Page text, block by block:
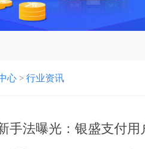
心 > 行业资讯
手法曝光：银盛支付